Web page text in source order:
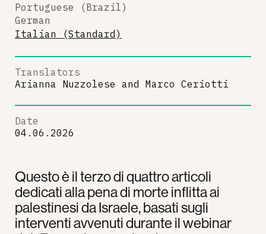
Questo è il terzo di quattro articoli
dedicati alla pena di morte inflitta ai
palestinesi da Israele, basati sugli
interventi avvenuti durante il webinar
Portuguese (Brazil)
German
Italian (Standard)
Translators
Arianna Nuzzolese and Marco Ceriotti
Date
04.06.2026